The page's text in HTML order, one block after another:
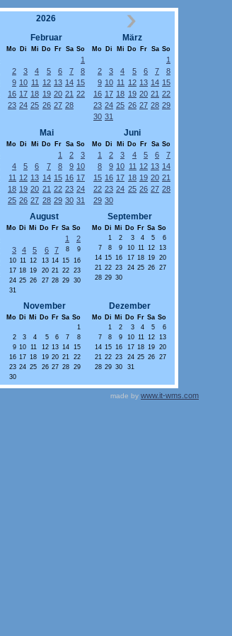
2026
Februar
Mo Di Mi Do Fr Sa So
1
2
3 4 5 6 7
8
9 10 11 12 13 14 15
16 17 18 19 20 21 22
23 24 25 26 27 28
März
Mo Di Mi Do Fr Sa So
1
2
3 4 5 6 7
8
9 10 11 12 13 14 15
16 17 18 19 20 21 22
23 24 25 26 27 28 29
30 31
Mai
Mo Di Mi Do Fr Sa So
1 2
3
4
5 6 7 8 9 10
11 12 13 14 15 16 17
18 19 20 21 22 23 24
25 26 27 28 29 30 31
Juni
Mo Di Mi Do Fr Sa So
1 2 3 4 5 6
7
8
9 10 11 12 13 14
15 16 17 18 19 20 21
22 23 24 25 26 27 28
29 30
August
Mo Di Mi Do Fr Sa So
1
2
3
4 5 6 7 8
9
10 11 12 13 14 15 16
17 18 19 20 21 22 23
24 25 26 27 28 29 30
31
September
Mo Di Mi Do Fr Sa So
1
2 3 4 5
6
7
8 9 10 11 12 13
14 15 16 17 18 19 20
21 22 23 24 25 26 27
28 29 30
November
Mo Di Mi Do Fr Sa So
1
2
3 4 5 6 7
8
9 10 11 12 13 14 15
16 17 18 19 20 21 22
23 24 25 26 27 28 29
30
Dezember
Mo Di Mi Do Fr Sa So
1
2 3 4 5
6
7
8 9 10 11 12 13
14 15 16 17 18 19 20
21 22 23 24 25 26 27
28 29 30 31
made by www.it-wms.com